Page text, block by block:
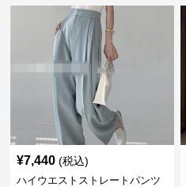
¥7,440 (税込)
ハイウエストストレートパンツ